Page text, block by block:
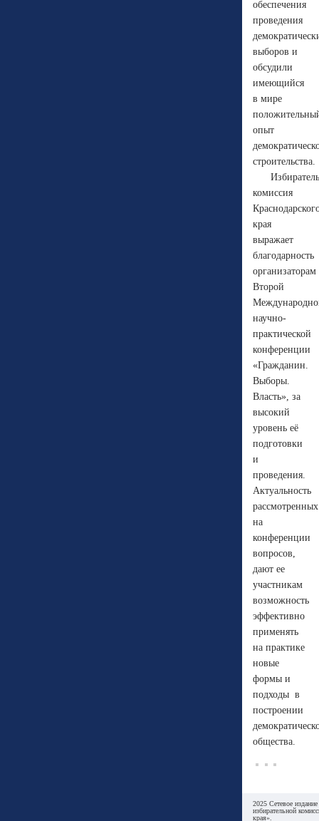
обеспечения
проведения
выборов и
обсудили
имеющийся
в мире
опыт
строительства.
комиссия
края
выражает
благодарность
организаторам
Второй
научно-
практической
конференции
«Гражданин.
Выборы.
Власть», за
высокий
уровень её
подготовки
и
проведения.
Актуальность
рассмотренных
на
конференции
вопросов,
дают ее
участникам
возможность
эффективно
применять
на практике
новые
формы и
подходы в
построении
общества.
2025 Сетевое
избирательной
края».